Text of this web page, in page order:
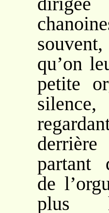
qu’on
petite
partant
de
plus